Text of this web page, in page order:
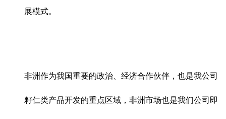
展模式。
非洲作为我国重要的政治、经济合作伙伴，也是我公司
籽仁类产品开发的重点区域，非洲市场也是我们公司即